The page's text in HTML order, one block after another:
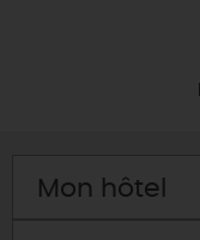
Mon hôtel